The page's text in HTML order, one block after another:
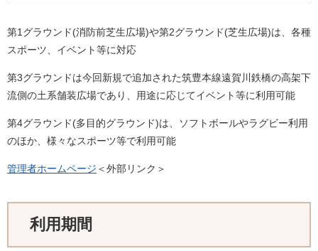
第1グラウンド(消防前芝生広場)や第2グラウンド(芝生広場)は、各種
スポーツ、イベント等に対応
第3グラウンドは今回新規で追加された筑豊本線遠賀川鉄橋の高架下
流側の土系舗装広場であり、用途に応じてイベント等に利用可能
第4グラウンド(多目的グラウンド)は、ソフトボールやラグビー利用
のほか、様々なスポーツ等で利用可能
管理者ホームページ ＜外部リンク＞
利用期間